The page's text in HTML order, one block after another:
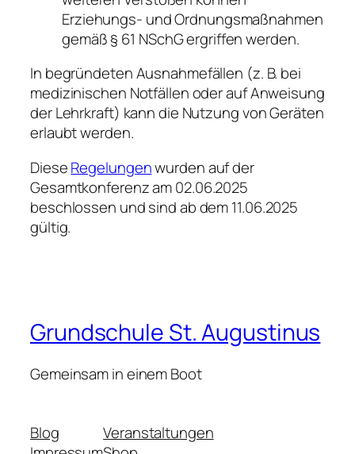
Erziehungs- und Ordnungsmaßnahmen
gemäß § 61 NSchG ergriffen werden.
In begründeten Ausnahmefällen (z. B. bei
medizinischen Notfällen oder auf Anweisung
der Lehrkraft) kann die Nutzung von Geräten
erlaubt werden.
DieseRegelungenwurden auf der
Gesamtkonferenz am 02.06.2025
beschlossen und sind ab dem 11.06.2025
gültig.
Grundschule St. Augustinus
Gemeinsam in einem Boot
Blog
Veranstaltungen